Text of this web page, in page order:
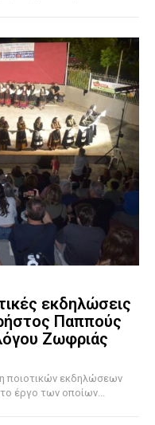
εκδηλώσεις
Παππούς
Ζωφριάς
ποιοτικών εκδηλώσεων
έργο των οποίων...